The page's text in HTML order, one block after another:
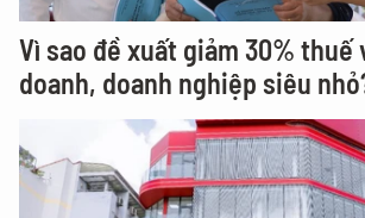
Vì sao đề xuất giảm 30% thuế
doanh, doanh nghiệp siêu